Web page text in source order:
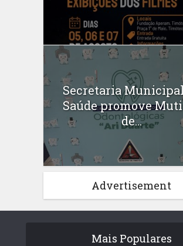
Secretaria
Saúde promove
de...
Advertisement
Mais Populares